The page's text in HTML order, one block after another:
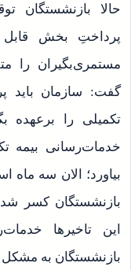
حالا بازنشستگان
پرداختِ بخش قابل
مستمری‌بگیران را
تکمیلی را برعهده
خدمات‌رسانی بیمه
بیاورد؛ الان سه
بازنشستگان کسر
این تاخیرها
بازنشستگان به